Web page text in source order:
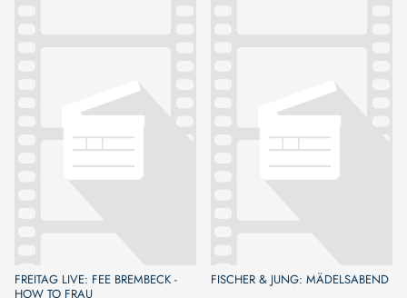
FREITAG LIVE: FEE BREMBECK -
HOW TO FRAU
FISCHER & JUNG: MÄDELSABEND